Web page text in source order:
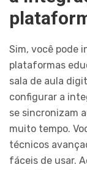
Sim, você pode
plataformas
sala de aula
configurar a
se sincronizam
muito tempo.
técnicos
fáceis de usar.